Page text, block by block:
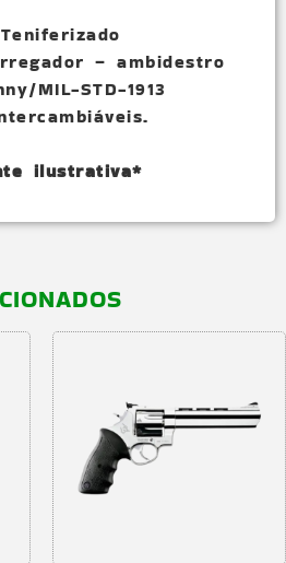
– ambidestro
MIL-STD-1913
ilustrativa*